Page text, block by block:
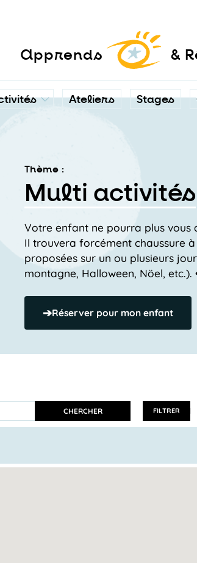
apprends &
Ateliers Stages
Thème :
Multi activités
Votre enfant ne pourra plus vous
Il trouvera forcément chaussure
proposées sur un ou plusieurs
montagne, Halloween, Nöel, etc.).
➔Réserver pour mon enfant
CHERCHER FILTRER